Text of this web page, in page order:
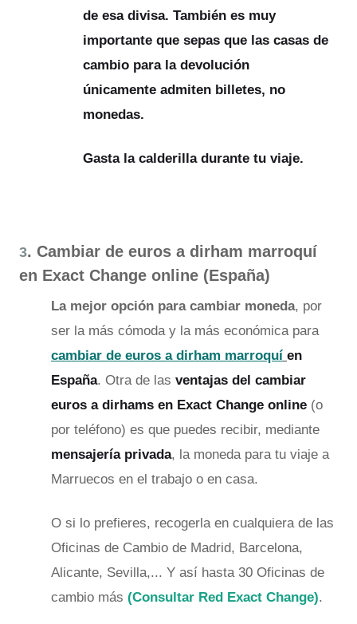
de esa divisa. También es muy
importante que sepas que las casas de
cambio para la devolución
únicamente admiten billetes, no
monedas.
Gasta la calderilla durante tu viaje.
3. Cambiar de euros a dirham marroquí
en Exact Change online (España)
La mejor opción para cambiar moneda, por
ser la más cómoda y la más económica para
cambiar de euros a dirham marroquí en
España. Otra de las ventajas del cambiar
euros a dirhams en Exact Change online (o
por teléfono) es que puedes recibir, mediante
mensajería privada, la moneda para tu viaje a
Marruecos en el trabajo o en casa.
O si lo prefieres, recogerla en cualquiera de las
Oficinas de Cambio de Madrid, Barcelona,
Alicante, Sevilla,... Y así hasta 30 Oficinas de
cambio más (Consultar Red Exact Change).